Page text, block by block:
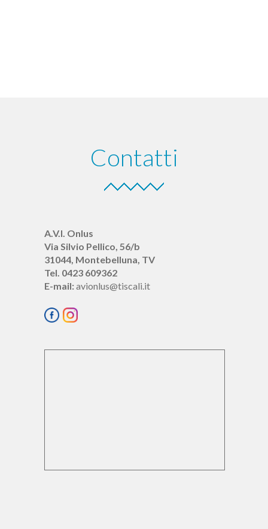
Contatti
A.V.I. Onlus
Via Silvio Pellico, 56/b
31044, Montebelluna, TV
Tel. 0423 609362
E-mail:avionlus@tiscali.it